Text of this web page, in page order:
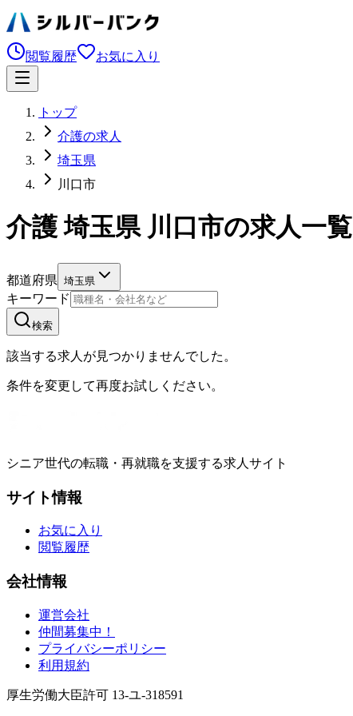
閲覧履歴 お気に入り
トップ
介護の求人
埼玉県
川口市
介護 埼玉県 川口市の求人一覧
都道府県 埼玉県
キーワード
検索
該当する求人が見つかりませんでした。
条件を変更して再度お試しください。
シニア世代の転職・再就職を支援する求人サイト
サイト情報
お気に入り
閲覧履歴
会社情報
運営会社
仲間募集中！
プライバシーポリシー
利用規約
厚生労働大臣許可 13-ユ-318591